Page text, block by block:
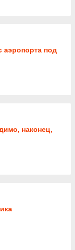
аэропорта под
наконец,